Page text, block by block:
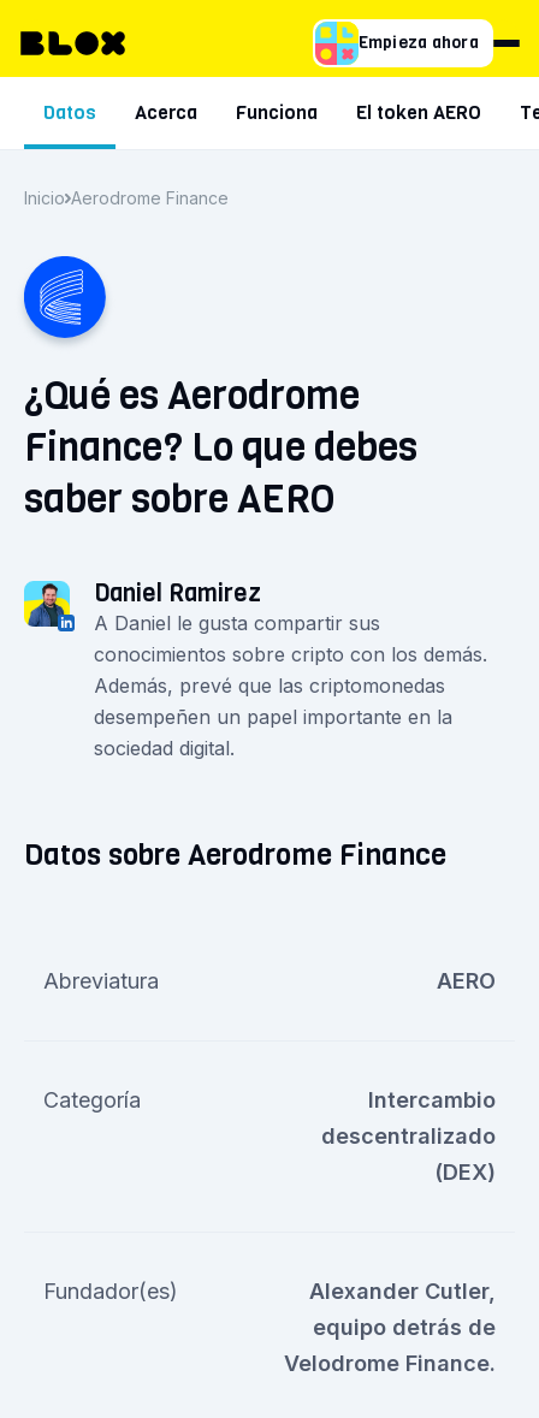
Empieza ahora
Datos Acerca Funciona El token AERO
Inicio Aerodrome Finance
¿Qué es Aerodrome
Finance? Lo que debes
saber sobre AERO
Daniel Ramirez
A Daniel le gusta compartir sus
conocimientos sobre cripto con los demás.
Además, prevé que las criptomonedas
desempeñen un papel importante en la
sociedad digital.
Datos sobre Aerodrome Finance
Abreviatura AERO
Categoría
Intercambio
descentralizado
(DEX)
Fundador(es)
Alexander Cutler,
equipo detrás de
Velodrome Finance.